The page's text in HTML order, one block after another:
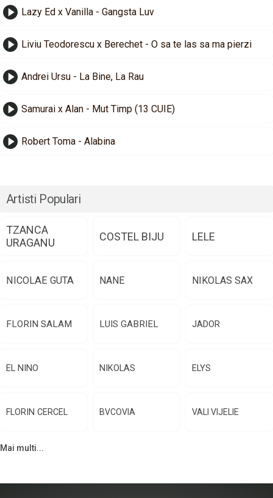
Lazy Ed x Vanilla - Gangsta Luv
Liviu Teodorescu x Berechet - O sa te las sa ma pierzi
Andrei Ursu - La Bine, La Rau
Samurai x Alan - Mut Timp (13 CUIE)
Robert Toma - Alabina
Artisti Populari
TZANCA
URAGANU
COSTEL BIJU LELE
NICOLAE GUTA NANE NIKOLAS SAX
FLORIN SALAM LUIS GABRIEL JADOR
EL NINO NIKOLAS ELYS
FLORIN CERCEL BVCOVIA VALI VIJELIE
Mai multi...